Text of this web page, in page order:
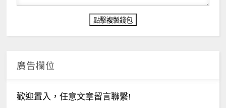
廣告欄位
歡迎置入，任意文章留言聯繫!